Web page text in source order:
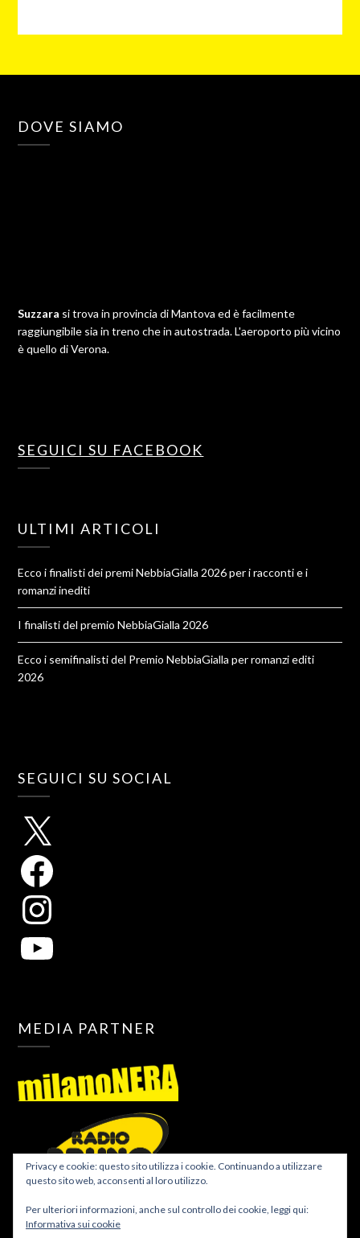
DOVE SIAMO
Suzzara si trova in provincia di Mantova ed è facilmente
raggiungibile sia in treno che in autostrada. L'aeroporto più vicino
è quello di Verona.
SEGUICI SU FACEBOOK
ULTIMI ARTICOLI
Ecco i finalisti dei premi NebbiaGialla 2026 per i racconti e i
romanzi inediti
I finalisti del premio NebbiaGialla 2026
Ecco i semifinalisti del Premio NebbiaGialla per romanzi editi
2026
SEGUICI SU SOCIAL
MEDIA PARTNER
Privacy e cookie: questo sito utilizza i cookie. Continuando a utilizzare
questo sito web, acconsenti al loro utilizzo.
Per ulteriori informazioni, anche sul controllo dei cookie, leggi qui:
Informativa sui cookie